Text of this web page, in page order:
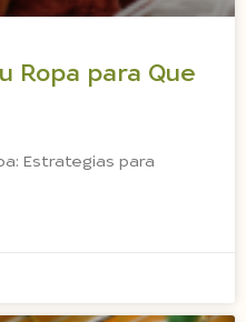
Ropa para Que
Estrategias para